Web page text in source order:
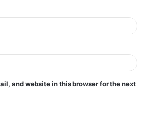
and website in this browser for the next